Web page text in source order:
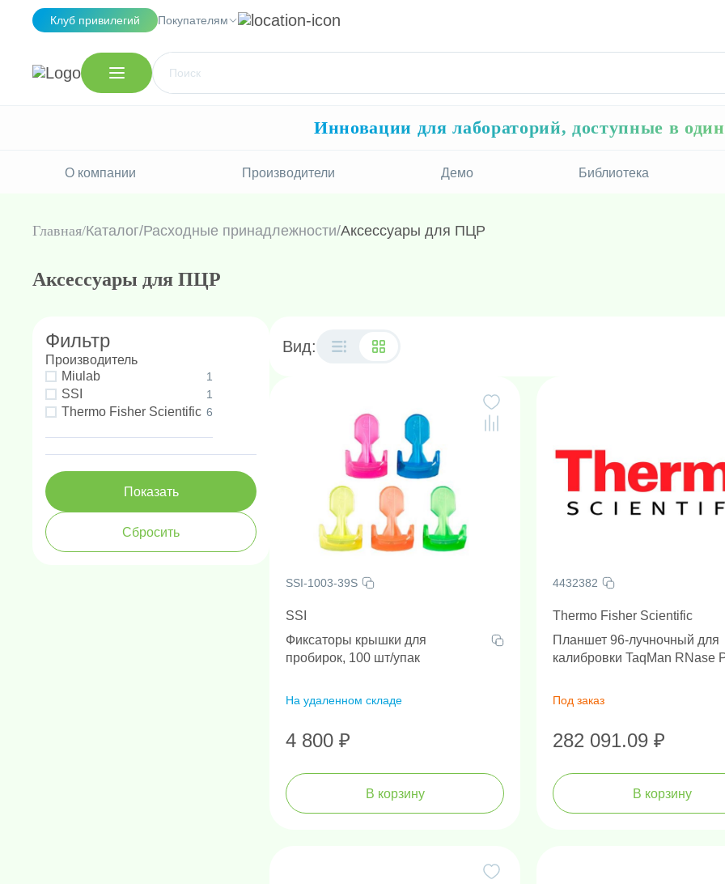
Клуб привилегий Покупателям
Инновации для лабораторий, доступные в
О компании Производители Демо Библиотека
Главная Каталог/Расходные принадлежности/Аксессуары для ПЦР
Аксессуары для ПЦР
Фильтр
Производитель
Miulab
1
SSI 1
Thermo Fisher Scientific 6
Вид:
SSI-1003-39S
SSI
Фиксаторы крышки для
пробирок, 100 шт/упак
На удаленном складе
4 800 ₽
В корзину
4432382
Thermo Fisher Scientific
Планшет 96-лучночный для
калибровки TaqMan RNase
Под заказ
282 091.09 ₽
В корзину